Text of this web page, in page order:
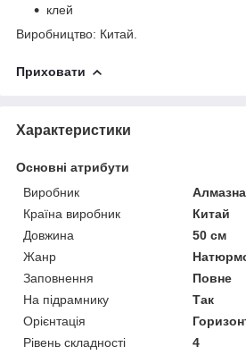
клей
Виробництво: Китай.
Приховати
Характеристики
Основні атрибути
Виробник
Країна виробник
Китай
Довжина
50 см
Жанр
Заповнення
Повне
На підрамнику
Так
Орієнтація
Рівень складності
4